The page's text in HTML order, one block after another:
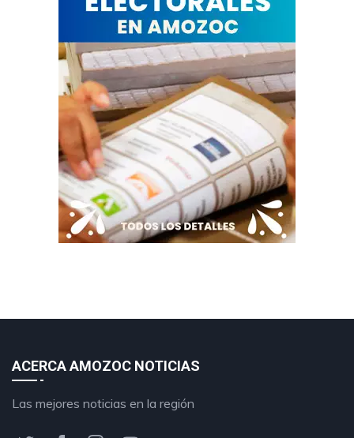
ACERCA AMOZOC NOTICIAS
Las mejores noticias en la región